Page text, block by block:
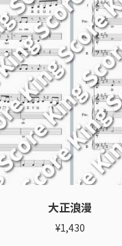
大正浪漫
¥1,430